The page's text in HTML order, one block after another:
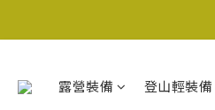
露營裝備 登山輕裝備